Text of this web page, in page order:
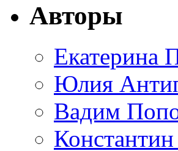
Авторы
Екатерина
Юлия
Вадим